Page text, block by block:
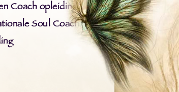
Coach opleiding
Soul Coach